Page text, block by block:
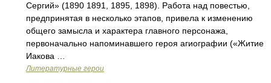
Сергий» (1890 1891, 1895, 1898). Работа над повестью,
предпринятая в несколько этапов, привела к изменению
общего замысла и характера главного персонажа,
первоначально напоминавшего героя агиографии («Житие
Иакова …
Литературные герои